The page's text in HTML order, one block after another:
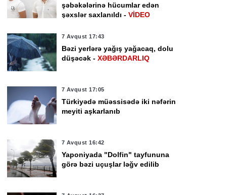
şəbəkələrinə hücumlar edən
şəxslər saxlanıldı - VİDEO
7 Avqust 17:43
Bəzi yerlərə yağış yağacaq, dolu
düşəcək - XƏBƏRDARLIQ
7 Avqust 17:05
Türkiyədə müəssisədə iki nəfərin
meyiti aşkarlanıb
7 Avqust 16:42
Yaponiyada "Dolfin" tayfununa
görə bəzi uçuşlar ləğv edilib